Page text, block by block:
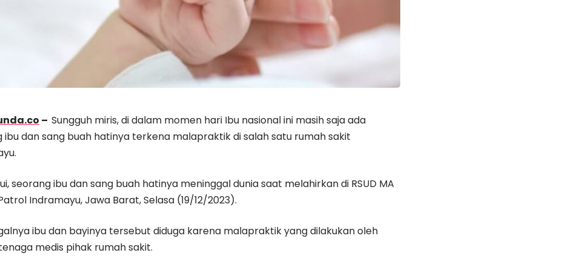
– Sungguh miris, di dalam momen hari Ibu nasional ini masih saja ada
ibu dan sang buah hatinya terkena malapraktik di salah satu rumah sakit
seorang ibu dan sang buah hatinya meninggal dunia saat melahirkan di RSUD MA
Indramayu, Jawa Barat, Selasa (19/12/2023).
ibu dan bayinya tersebut diduga karena malapraktik yang dilakukan oleh
medis pihak rumah sakit.